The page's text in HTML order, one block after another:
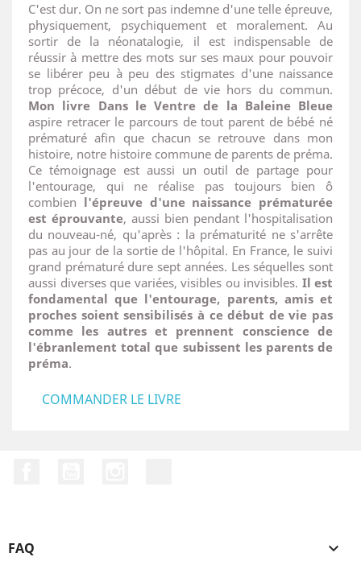
C'est dur. On ne sort pas indemne d'une telle épreuve,
physiquement, psychiquement et moralement. Au
sortir de la néonatalogie, il est indispensable de
réussir à mettre des mots sur ses maux pour pouvoir
se libérer peu à peu des stigmates d'une naissance
trop précoce, d'un début de vie hors du commun.
Mon livre Dans le Ventre de la Baleine Bleue
aspire retracer le parcours de tout parent de bébé né
prématuré afin que chacun se retrouve dans mon
histoire, notre histoire commune de parents de préma.
Ce témoignage est aussi un outil de partage pour
l'entourage, qui ne réalise pas toujours bien ô
combien l'épreuve d'une naissance prématurée
est éprouvante, aussi bien pendant l'hospitalisation
du nouveau-né, qu'après : la prématurité ne s'arrête
pas au jour de la sortie de l'hôpital. En France, le suivi
grand prématuré dure sept années. Les séquelles sont
aussi diverses que variées, visibles ou invisibles. Il est
fondamental que l'entourage, parents, amis et
proches soient sensibilisés à ce début de vie pas
comme les autres et prennent conscience de
l'ébranlement total que subissent les parents de
préma.
COMMANDER LE LIVRE
FAQ 